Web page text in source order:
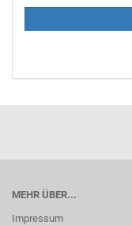
MEHR ÜBER...
Impressum